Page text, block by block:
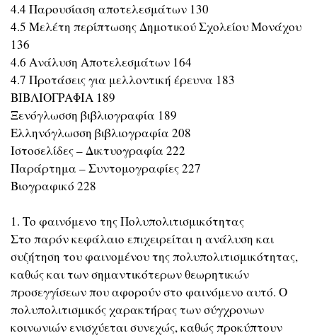
4.4 Παρουσίαση αποτελεσμάτων 130
4.5 Μελέτη περίπτωσης Δημοτικού Σχολείου Μονάχου
136
4.6 Ανάλυση Αποτελεσμάτων 164
4.7 Προτάσεις για μελλοντική έρευνα 183
ΒΙΒΛΙΟΓΡΑΦΙΑ 189
Ξενόγλωσση βιβλιογραφία 189
Ελληνόγλωσση βιβλιογραφία 208
Ιστοσελίδες – Δικτυογραφία 222
Παράρτημα – Συντομογραφίες 227
Βιογραφικό 228
1. Το φαινόμενο της Πολυπολιτισμικότητας
Στο παρόν κεφάλαιο επιχειρείται η ανάλυση και
συζήτηση του φαινομένου της πολυπολιτισμικότητας,
καθώς και των σημαντικότερων θεωρητικών
προσεγγίσεων που αφορούν στο φαινόμενο αυτό. Ο
πολυπολιτισμικός χαρακτήρας των σύγχρονων
κοινωνιών ενισχύεται συνεχώς, καθώς προκύπτουν